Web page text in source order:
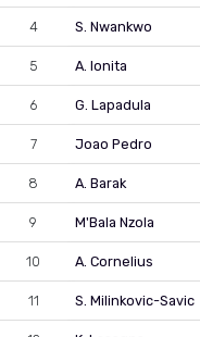
4 S. Nwankwo
5 A. Ionita
6 G. Lapadula
7 Joao Pedro
8 A. Barak
9 M'Bala Nzola
10 A. Cornelius
11 S. Milinkovic-Savic